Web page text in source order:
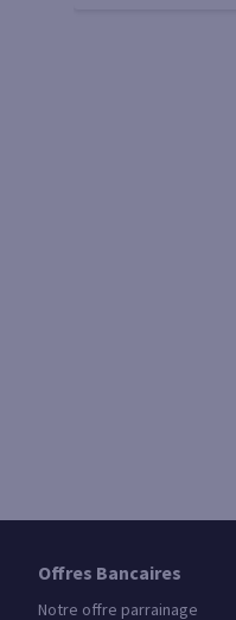
Offres Bancaires
Notre offre parrainage